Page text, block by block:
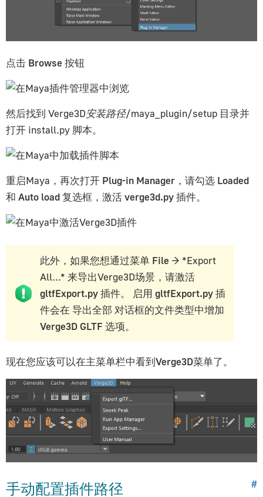
点击 Browse 按钮
然后找到 Verge3D安装路径/maya_plugin/setup 目录并
打开 install.py 脚本。
重启Maya，再次打开 Plug-in Manager ，请勾选 Loaded
和 Auto load复选框，激活verge3d.py插件。
此外，如果您想通过菜单 File → *Export
All...* 来导出Verge3D场景，请激活
gltfExport.py插件。 启用 gltfExport.py插
件会在 导出全部 对话框的文件类型中增加
Verge3D GLTF 选项。
现在您应该可以在主菜单栏中看到Verge3D菜单了。
#
手动配置插件路径